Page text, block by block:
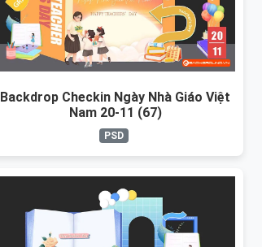
Backdrop Checkin Ngày Nhà Giáo Việt
Nam 20-11 (67)
PSD